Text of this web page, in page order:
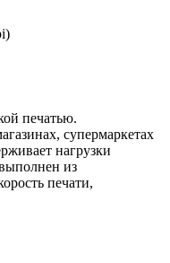
печатью.
супермаркетах
нагрузки
из
печати,